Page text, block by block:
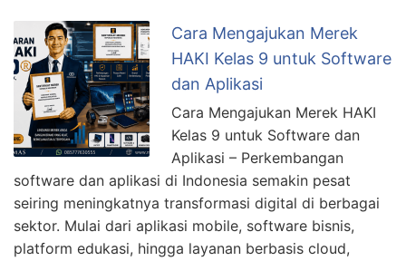
Cara Mengajukan Merek
HAKI Kelas 9 untuk Software
dan Aplikasi
Cara Mengajukan Merek HAKI
Kelas 9 untuk Software dan
Aplikasi – Perkembangan
software dan aplikasi di Indonesia semakin pesat
seiring meningkatnya transformasi digital di berbagai
sektor. Mulai dari aplikasi mobile, software bisnis,
platform edukasi, hingga layanan berbasis cloud,